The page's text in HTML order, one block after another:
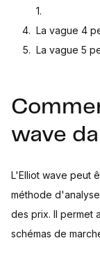
1.
La vague 4
La vague 5
wave
L'Elliot wave peut
méthode
des prix. Il permet
schémas de